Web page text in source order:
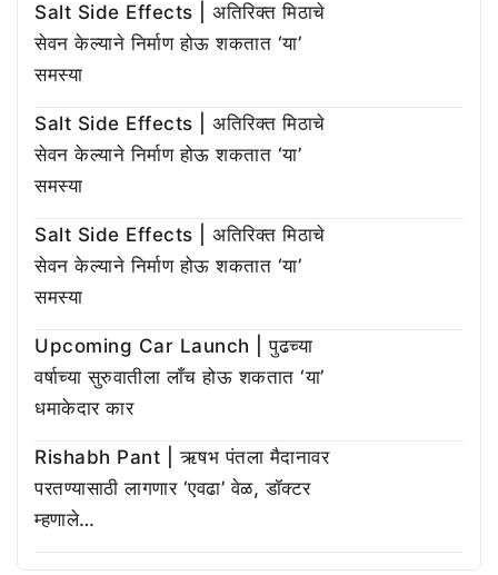
Salt Side Effects | अतिरिक्त मिठाचे
सेवन केल्याने निर्माण होऊ शकतात ‘या’
समस्या
Salt Side Effects | अतिरिक्त मिठाचे
सेवन केल्याने निर्माण होऊ शकतात ‘या’
समस्या
Salt Side Effects | अतिरिक्त मिठाचे
सेवन केल्याने निर्माण होऊ शकतात ‘या’
समस्या
Upcoming Car Launch | पुढच्या
वर्षाच्या सुरुवातीला लाँच होऊ शकतात ‘या’
धमाकेदार कार
Rishabh Pant | ऋषभ पंतला मैदानावर
परतण्यासाठी लागणार ‘एवढा’ वेळ, डॉक्टर
म्हणाले…